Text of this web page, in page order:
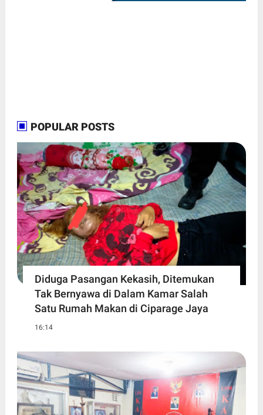
POPULAR POSTS
Diduga Pasangan Kekasih, Ditemukan
Tak Bernyawa di Dalam Kamar Salah
Satu Rumah Makan di Ciparage Jaya
16:14